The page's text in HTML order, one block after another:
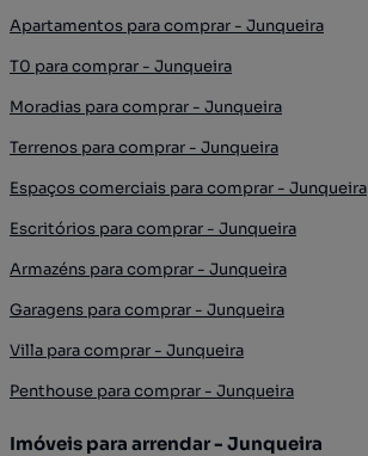
Apartamentos para comprar - Junqueira
T0 para comprar - Junqueira
Moradias para comprar - Junqueira
Terrenos para comprar - Junqueira
Espaços comerciais para comprar - Junqueira
Escritórios para comprar - Junqueira
Armazéns para comprar - Junqueira
Garagens para comprar - Junqueira
Villa para comprar - Junqueira
Penthouse para comprar - Junqueira
Imóveis para arrendar - Junqueira